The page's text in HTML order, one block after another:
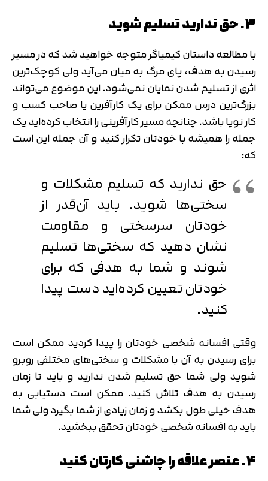
3. حق ندارید تسلیم شوید
با مطالعه داستان کیمیاگر متوجه خواهید شد که در مسیر
رسیدن به هدف، پای مرگ به میان می‌آید ولی کوچک‌‎ترین
اثری از تسلیم شدن نمایان نمی‌شود. این موضوع می‌تواند
بزرگ‌ترین درس ممکن برای یک کارآفرین یا صاحب کسب و
کار نوپا باشد. چنانچه مسیر کارآفرینی را انتخاب کرده‌اید یک
جمله را همیشه با خودتان تکرار کنید و آن جمله این است
که:
حق ندارید که تسلیم مشکلات و
سختی‌ها شوید. باید آن‌قدر از
خودتان سرسختی و مقاومت
نشان دهید که سختی‌ها تسلیم
شوند و شما به هدفی که برای
خودتان تعیین کرده‌اید دست پیدا
کنید.
وقتی افسانه شخصی خودتان را پیدا کردید ممکن است
برای رسیدن به آن با مشکلات و سختی‌های مختلفی روبرو
شوید ولی شما حق تسلیم شدن ندارید و باید تا زمان
رسیدن به هدف تلاش کنید. ممکن است دستیابی به
هدف خیلی طول بکشد و زمان زیادی از شما بگیرد ولی شما
باید به افسانه شخصی خودتان تحقق ببخشید.
4. عنصر علاقه را چاشنی کارتان کنید